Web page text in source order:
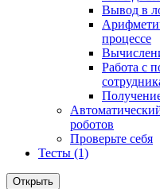
Вывод в
процессе
Работа с
роботов
Проверьте себя
Тесты (1)
Открыть